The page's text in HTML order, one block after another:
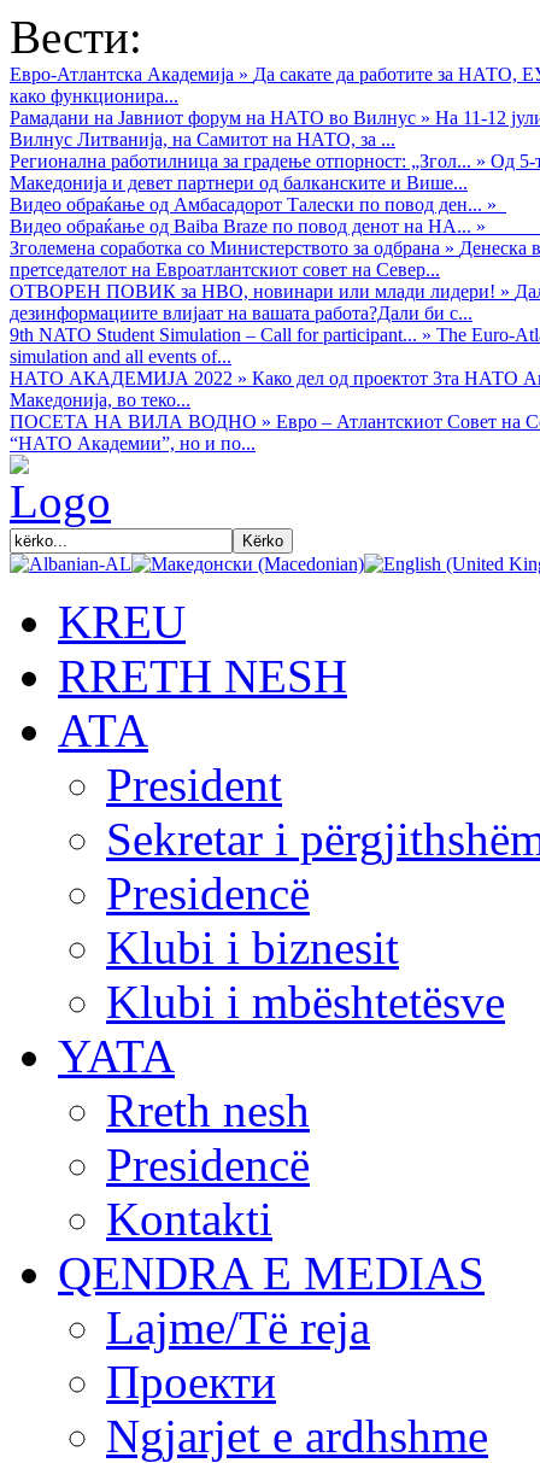
Вести:
Евро-Атлантска Академија » Да сакате да работите за НАТО,
како функционира...
Рамадани на Јавниот форум на НАТО во Вилнус » На 11-12
Вилнус Литванија, на Самитот на НАТО, за ...
Регионална работилница за градење отпорност: „Згол... » Од 5-
Македонија и девет партнери од балканските и Више...
Видео обраќањe од Амбасадорот Талески по повод ден... »
Видео обраќање од Baiba Braze по повод денот на НА... »
Зголемена соработка со Министерството за одбрана » Денеска
претседателот на Евроатлантскиот совет на Север...
ОТВОРЕН ПОВИК за НВО, новинари или млади лидери! »
дезинформациите влијаат на вашата работа?Дали би с...
9th NATO Student Simulation – Call for participant... » The Euro-
simulation and all events of...
НАТО АКАДЕМИЈА 2022 » Како дел од проектот 3та НАТО
Македонија, во теко...
ПОСЕТА НА ВИЛА ВОДНО » Евро – Атлантскиот Совет на
“НАТО Академии”, но и по...
KREU
RRETH NESH
АТА
President
Sekretar i
Presidencë
Klubi i biznesit
Klubi i mbështetësve
YATA
Rreth nesh
Presidencë
Kontakti
QENDRA E MEDIAS
Lajme/Të reja
Проекти
Ngjarjet e ardhshme